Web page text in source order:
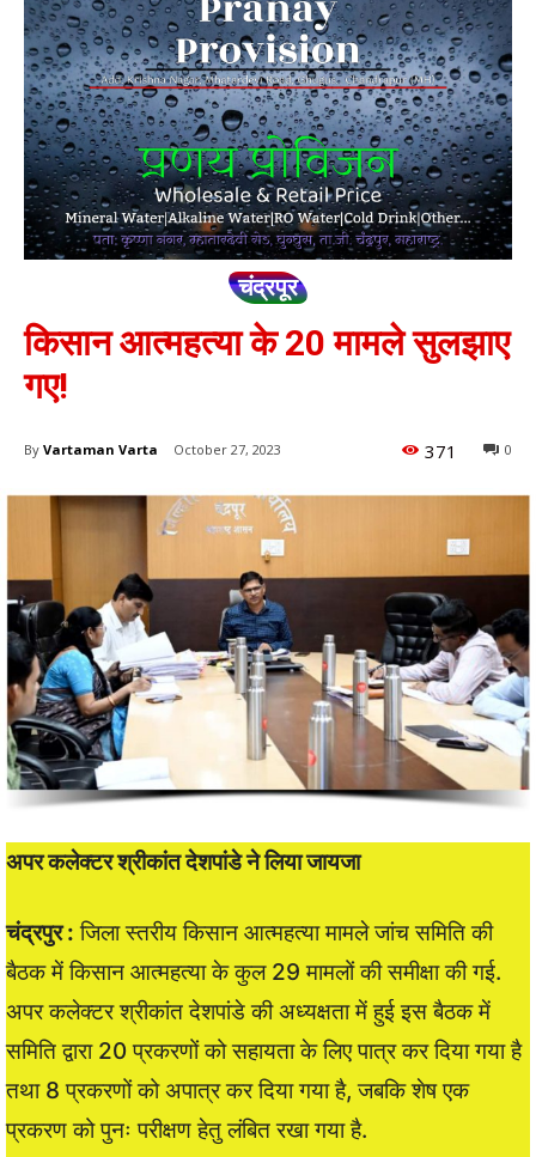
चंद्रपूर
किसान आत्महत्या के 20 मामले सुलझाए
गए!
By Vartaman Varta October 27, 2023 0
371
अपर कलेक्टर श्रीकांत देशपांडे ने लिया जायजा
चंद्रपुर : जिला स्तरीय किसान आत्महत्या मामले जांच समिति की
बैठक में किसान आत्महत्या के कुल 29 मामलों की समीक्षा की गई.
अपर कलेक्टर श्रीकांत देशपांडे की अध्यक्षता में हुई इस बैठक में
समिति द्वारा 20 प्रकरणों को सहायता के लिए पात्र कर दिया गया है
तथा 8 प्रकरणों को अपात्र कर दिया गया है, जबकि शेष एक
प्रकरण को पुनः परीक्षण हेतु लंबित रखा गया है.